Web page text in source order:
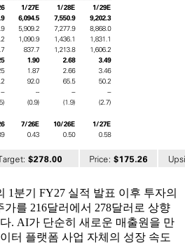
1분기 FY27 실적 발표 이후 투자의
를 216달러에서 278달러로 상향
. AI가 단순히 새로운 매출원을 만
터 플랫폼 사업 자체의 성장 속도